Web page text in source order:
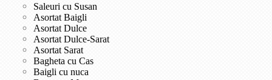
Saleuri cu Susan
Asortat Baigli
Asortat Dulce
Asortat Dulce-Sarat
Asortat Sarat
Bagheta cu Cas
Baigli cu nuca